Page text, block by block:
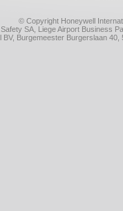
© Copyright Honeywell
SA, Liege Airport Business
Burgemeester Burgerslaan